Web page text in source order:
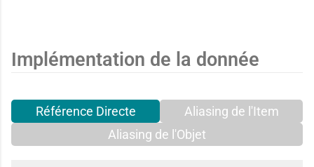
a
a
A
b
A
b
Implémentation de la donnée
Référence Directe
Aliasing de l'Item
Aliasing de l'Objet